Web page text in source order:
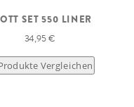
SET 550 LINER
34,95 €
Vergleichen